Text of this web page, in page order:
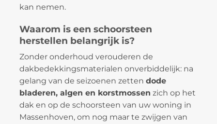
kan nemen.
Waarom is een schoorsteen
herstellen belangrijk is?
Zonder onderhoud verouderen de
dakbedekkingsmaterialen onverbiddelijk: na
gelang van de seizoenen zetten dode
bladeren, algen en korstmossen zich op het
dak en op de schoorsteen van uw woning in
Massenhoven, om nog maar te zwijgen van